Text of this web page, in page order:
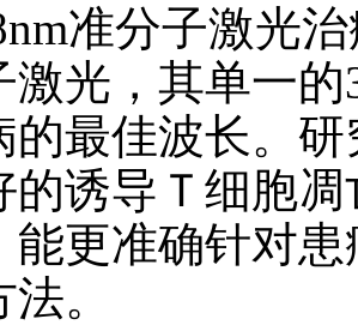
准分子激光
激光，其单一
的最佳波长。
的诱导Ｔ细胞
能更准确针对
。